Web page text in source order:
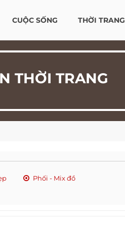
CUỘC SỐNG THỜI TRANG
THỜI TRANG
Phối - Mix đồ